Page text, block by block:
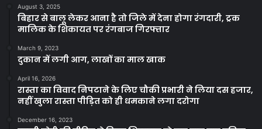
August 3, 2025
बिहार से बालू लेकर आना है तो जिले में देना होगा रंगदारी, ट्रक
मालिक के शिकायत पर रंगबाज गिरफ्तार
March 9, 2023
दुकान में लगी आग, लाखों का माल खाक
April 16, 2026
रास्ता का विवाद निपटाने के लिए चौकी प्रभारी ने लिया दस हजार,
नहीं खुला रास्ता पीड़ित को ही धमकाने लगा दरोगा
December 16, 2023